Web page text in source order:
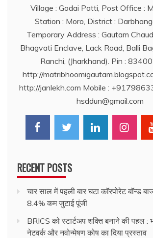
Village : Godai Patti, Post Office :
Station : Moro, District :
Temporary Address : Gautam
Bhagvati Enclave, Lack Road, Balli
Ranchi, (Jharkhand). Pin :
http://
http://janlekh.com Mobile :
hsddun@gmail.com
RECENT POSTS
चार साल में पहली बार घटा कॉरपोरेट बॉन्ड
8.4% कम जुटाई पूंजी
BRICS को स्टार्टअप शक्ति बनाने की पहल :
नेटवर्क और नवोन्मेषण कोष का दिया प्रस्ताव